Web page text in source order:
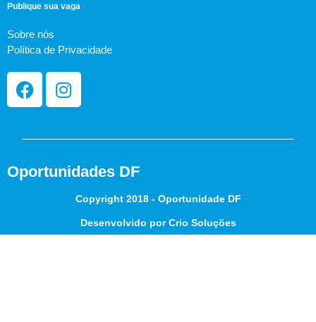
Publique sua vaga
Sobre nós
Política de Privacidade
Oportunidades DF
Copyright 2018 - Oportunidade DF
Desenvolvido por Crio Soluções